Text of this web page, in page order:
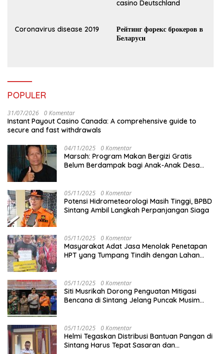
casino Deutschland
Coronavirus disease 2019
Рейтинг форекс брокеров в
Беларуси
POPULER
31/07/2026 0 Komentar
Instant Payout Casino Canada: A comprehensive guide to
secure and fast withdrawals
04/11/2025 0 Komentar
Marsah: Program Makan Bergizi Gratis
Belum Berdampak bagi Anak-Anak Desa
05/11/2025 0 Komentar
Potensi Hidrometeorologi Masih Tinggi, BPBD
Sintang Ambil Langkah Perpanjangan Siaga
05/11/2025 0 Komentar
Masyarakat Adat Jasa Menolak Penetapan
HPT yang Tumpang Tindih dengan Lahan
05/11/2025 0 Komentar
Siti Musrikah Dorong Penguatan Mitigasi
Bencana di Sintang Jelang Puncak Musim
05/11/2025 0 Komentar
Helmi Tegaskan Distribusi Bantuan Pangan di
Sintang Harus Tepat Sasaran dan